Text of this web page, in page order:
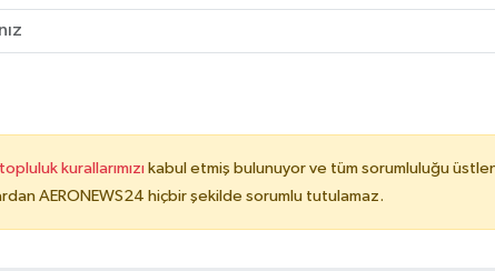
topluluk kurallarımızı kabul etmiş bulunuyor ve tüm sorumluluğu
AERONEWS24 hiçbir şekilde sorumlu tutulamaz.